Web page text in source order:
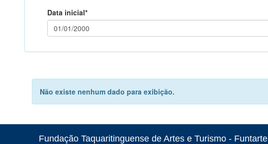
Data inicial*
Não existe nenhum dado para exibição.
Fundação Taquaritinguense de Artes e Turismo - Funtarte